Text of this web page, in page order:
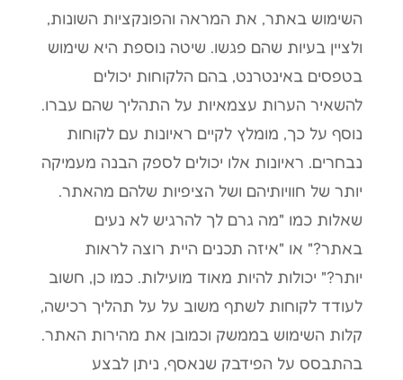
השימוש באתר, את המראה והפונקציות השונות,
ולציין בעיות שהם פגשו. שיטה נוספת היא שימוש
בטפסים באינטרנט, בהם הלקוחות יכולים
להשאיר הערות עצמאיות על התהליך שהם עברו.
נוסף על כך, מומלץ לקיים ראיונות עם לקוחות
נבחרים. ראיונות אלו יכולים לספק הבנה מעמיקה
יותר של חוויותיהם ושל הציפיות שלהם מהאתר.
שאלות כמו "מה גרם לך להרגיש לא נעים
באתר?" או "איזה תכנים היית רוצה לראות
יותר?" יכולות להיות מאוד מועילות. כמו כן, חשוב
לעודד לקוחות לשתף משוב על על תהליך רכישה,
קלות השימוש בממשק וכמובן את מהירות האתר.
בהתבסס על הפידבק שנאסף, ניתן לבצע